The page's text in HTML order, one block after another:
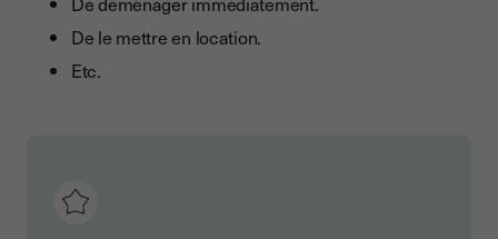
De le mettre en location.
Etc.